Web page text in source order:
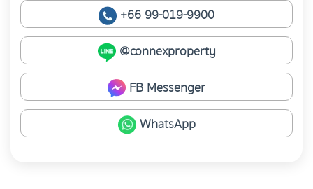
+66 99-019-9900
@connexproperty
FB Messenger
WhatsApp